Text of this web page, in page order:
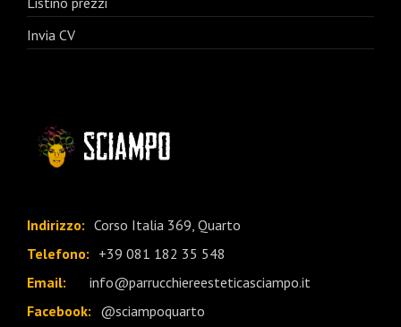
Invia CV
Indirizzo: Corso Italia 369, Quarto
Telefono: +39 081 182 35 548
Email:
info@parrucchiereesteticasciampo.it
Facebook: @sciampoquarto